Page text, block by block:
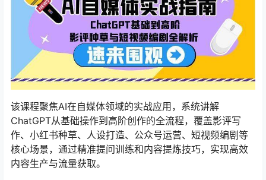
该课程聚焦AI在自媒体领域的实战应用，系统讲解
ChatGPT从基础操作到高阶创作的全流程，覆盖影评写
作、小红书种草、人设打造、公众号运营、短视频编剧等
核心场景，通过精准提问训练和内容提炼技巧，实现高效
内容生产与流量获取。